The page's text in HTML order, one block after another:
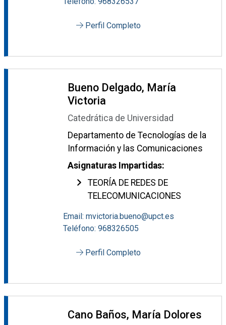
Perfil Completo
Bueno Delgado, María
Victoria
Catedrática de Universidad
Departamento de Tecnologías de la
Información y las Comunicaciones
Asignaturas Impartidas:
TEORÍA DE REDES DE
TELECOMUNICACIONES
Email: mvictoria.bueno@upct.es
Teléfono: 968326505
Perfil Completo
Cano Baños, María Dolores